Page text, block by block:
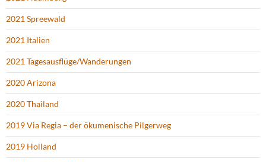
2021 Spreewald
2021 Italien
2021 Tagesausflüge/Wanderungen
2020 Arizona
2020 Thailand
2019 Via Regia – der ökumenische Pilgerweg
2019 Holland